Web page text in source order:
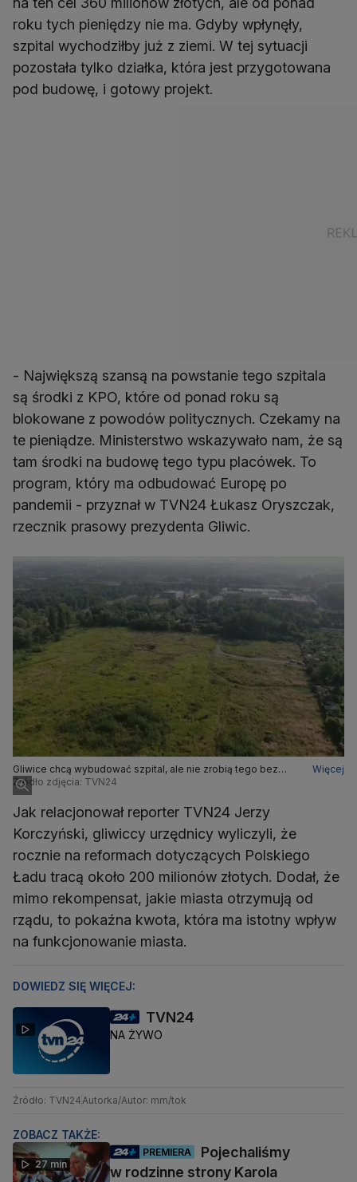
roku tych pieniędzy nie ma. Gdyby wpłynęły,
szpital wychodziłby już z ziemi. W tej sytuacji
pozostała tylko działka, która jest przygotowana
pod budowę, i gotowy projekt.
- Największą szansą na powstanie tego szpitala
są środki z KPO, które od ponad roku są
blokowane z powodów politycznych. Czekamy na
te pieniądze. Ministerstwo wskazywało nam, że są
tam środki na budowę tego typu placówek. To
program, który ma odbudować Europę po
pandemii - przyznał w TVN24 Łukasz Oryszczak,
rzecznik prasowy prezydenta Gliwic.
Gliwice chcą wybudować szpital, ale nie zrobią tego bez
środków z KPO
Więcej
Źródło zdjęcia: TVN24
Jak relacjonował reporter TVN24 Jerzy
Korczyński, gliwiccy urzędnicy wyliczyli, że
rocznie na reformach dotyczących Polskiego
Ładu tracą około 200 milionów złotych. Dodał, że
mimo rekompensat, jakie miasta otrzymują od
rządu, to pokaźna kwota, która ma istotny wpływ
na funkcjonowanie miasta.
DOWIEDZ SIĘ WIĘCEJ:
TVN24
NA ŻYWO
Źródło: TVN24Autorka/Autor: mm/tok
ZOBACZ TAKŻE:
27 min
PREMIERA
Pojechaliśmy
w rodzinne strony Karola